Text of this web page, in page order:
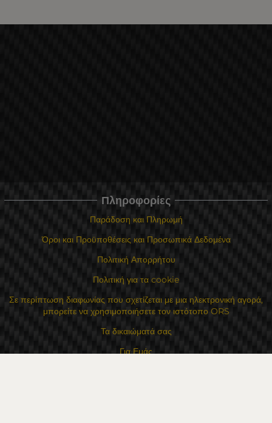
Πληροφορίες
Παράδοση και Πληρωμή
Όροι και Προϋποθέσεις και Προσωπικά Δεδομένα
Πολιτική Απορρήτου
Πολιτική για τα cookie
Σε περίπτωση διαφωνίας που σχετίζεται με μια ηλεκτρονική αγορά,
μπορείτε να χρησιμοποιήσετε τον ιστότοπο ORS
Τα δικαιώματά σας
Για Εμάς